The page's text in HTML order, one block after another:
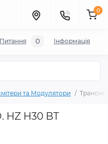
0
та Модулятори
HZ H30 BT
Питання 0 Iнформація